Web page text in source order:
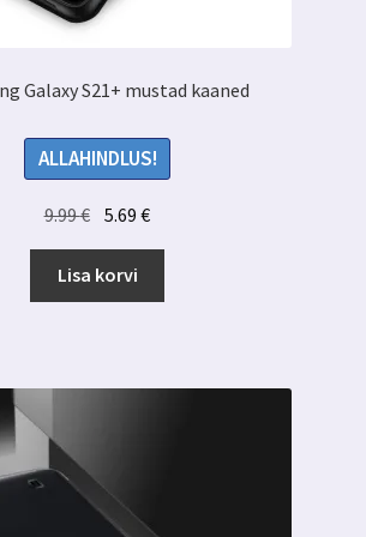
Galaxy S21+ mustad kaaned
ALLAHINDLUS!
9.99€ Algne
oli:
9.99 €.
5.69€Praegune
5.69 €.
Lisa korvi